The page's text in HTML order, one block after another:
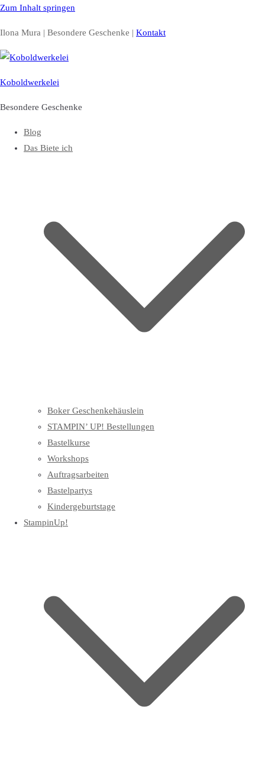
Zum Inhalt springen
Ilona Mura | Besondere Geschenke | Kontakt
Koboldwerkelei
Besondere Geschenke
Blog
Das Biete ich
Boker Geschenkehäuslein
STAMPIN’ UP! Bestellungen
Bastelkurse
Workshops
Auftragsarbeiten
Bastelpartys
Kindergeburtstage
StampinUp!